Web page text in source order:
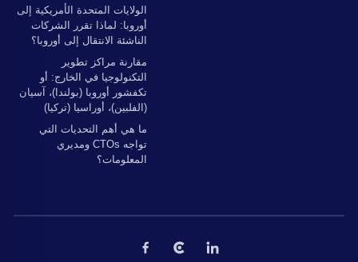
الولايات المتحدة الأمريكية إلى
أوروبا: لماذا تقرر الشركات
الناشئة الانتقال إلى أوروبا؟
مقارنة مراكز تطوير
التكنولوجيا في الخارج: أو
تكفشور أوروبا (بولندا)، آسيان
(الفلبين)، أوراسيا (تركيا)
ما هي أهم التحديات التي
تواجه CTOs ومديري
المعلومات؟